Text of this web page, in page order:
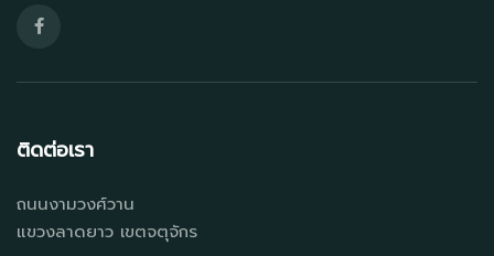
ติดต่อเรา
ถนนงามวงศ์วาน
แขวงลาดยาว เขตจตุจักร